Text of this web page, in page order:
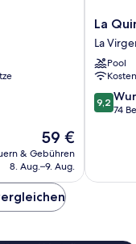
Der
Preis
beträgt
59 €
& Gebühren
8. Aug.–9. Aug.
La
Quinta
Lodge
La
Virgen
La
La
Pool
9.2
von
9,2
74